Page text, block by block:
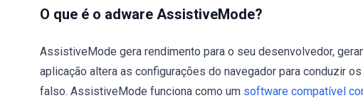
O que é o adware AssistiveMode?
AssistiveMode gera rendimento para o seu desenvolvedor,
aplicação altera as configurações do navegador para conduzir
falso. AssistiveMode funciona como um software compatível